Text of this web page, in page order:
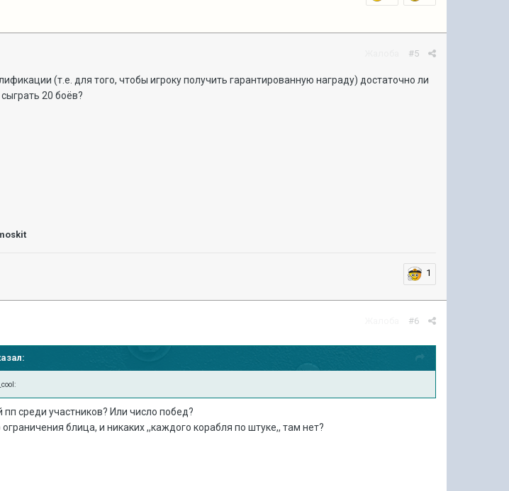
#5
(т.е. для того, чтобы игроку получить гарантированную награду) достаточно ли
20 боёв?
1
#6
среди участников? Или число побед?
блица, и никаких ,,каждого корабля по штуке,, там нет?